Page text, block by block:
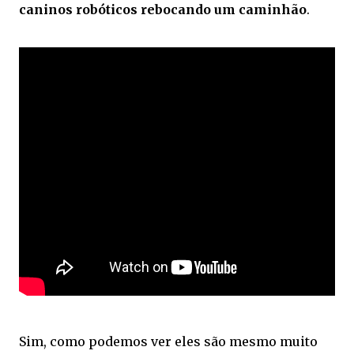
caninos robóticos rebocando um caminhão.
Sim, como podemos ver eles são mesmo muito